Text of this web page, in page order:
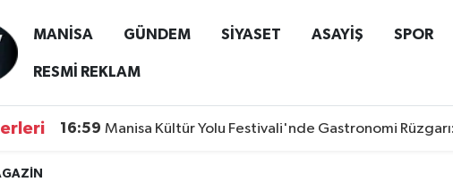
MANİSA GÜNDEM SİYASET ASAYİŞ SPOR
RESMİ REKLAM
16:59 Manisa Kültür Yolu Festivali'nde Gastronomi